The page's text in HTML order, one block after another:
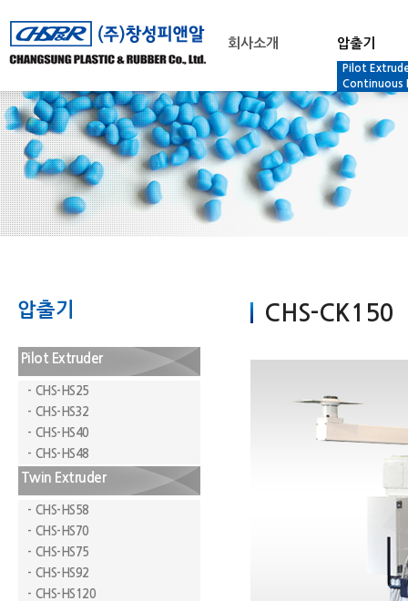
회사소개 압출기
Pilot
Continuous
CHS-CK150
압출기
Pilot Extruder
- CHS-HS25
- CHS-HS32
- CHS-HS40
- CHS-HS48
Twin Extruder
- CHS-HS58
- CHS-HS70
- CHS-HS75
- CHS-HS92
- CHS-HS120